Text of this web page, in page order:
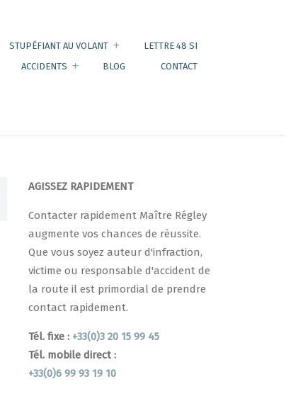
STUPÉFIANT AU VOLANT
LETTRE 48 SI
ACCIDENTS BLOG CONTACT
AGISSEZ RAPIDEMENT
Contacter rapidement Maître Régley
augmente vos chances de réussite.
Que vous soyez auteur d'infraction,
victime ou responsable d'accident de
la route il est primordial de prendre
contact rapidement.
Tél. fixe : +33(0)3 20 15 99 45
Tél. mobile direct :
+33(0)6 99 93 19 10